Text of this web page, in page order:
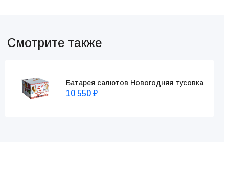
Смотрите также
Батарея салютов Новогодняя тусовка
10 550 ₽